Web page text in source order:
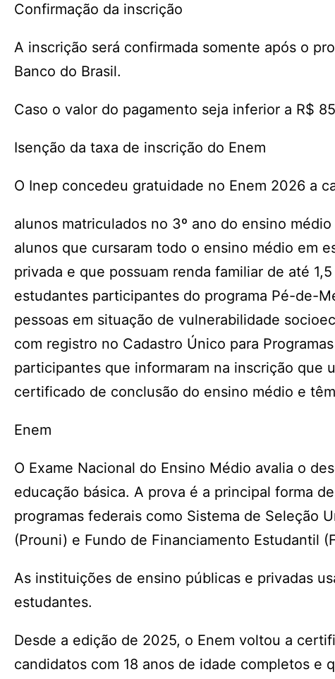
Confirmação da inscrição
A inscrição será confirmada somente após o
Banco do Brasil.
Caso o valor do pagamento seja inferior a R$
Isenção da taxa de inscrição do Enem
O Inep concedeu gratuidade no Enem 2026 a
alunos matriculados no 3º ano do ensino
alunos que cursaram todo o ensino médio em
privada e que possuam renda familiar de até
estudantes participantes do programa Pé-de-
pessoas em situação de vulnerabilidade
com registro no Cadastro Único para
participantes que informaram na inscrição que
certificado de conclusão do ensino médio e
Enem
O Exame Nacional do Ensino Médio avalia o
educação básica. A prova é a principal forma
programas federais como Sistema de Seleção
(Prouni) e Fundo de Financiamento Estudantil
As instituições de ensino públicas e privadas
estudantes.
Desde a edição de 2025, o Enem voltou a
candidatos com 18 anos de idade completos e